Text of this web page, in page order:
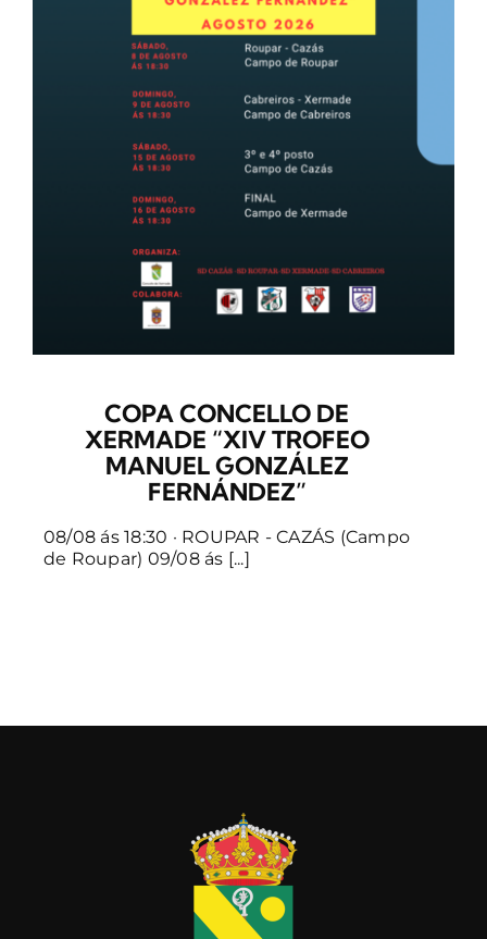
COPA CONCELLO DE
XERMADE “XIV TROFEO
MANUEL GONZÁLEZ
FERNÁNDEZ”
08/08 ás 18:30 · ROUPAR - CAZÁS (Campo
de Roupar) 09/08 ás [...]